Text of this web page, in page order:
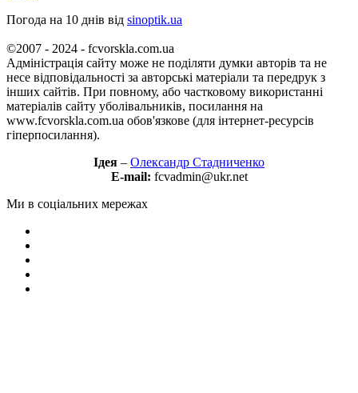
Погода на 10 днів від sinoptik.ua
©2007 - 2024 - fcvorskla.com.ua
Адміністрація сайту може не поділяти думки авторів та не
несе відповідальності за авторські матеріали та передрук з
інших сайтів. При повному, або частковому використанні
матеріалів сайту уболівальників, посилання на
www.fcvorskla.com.ua обов'язкове (для інтернет-ресурсів
гіперпосилання).
Ідея – Олександр Стадниченко
E-mail: fcvadmin@ukr.net
Ми в соціальних мережах